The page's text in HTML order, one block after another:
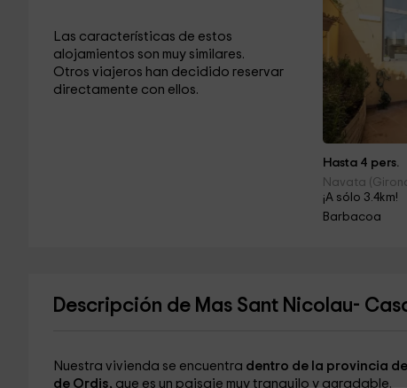
Las características de estos
alojamientos son muy similares.
Otros viajeros han decidido reservar
directamente con ellos.
Hasta 4 pers.
Navata
¡A sólo 3.4km!
Barbacoa
Descripción de Mas Sant Nicolau-
Nuestra vivienda se encuentra dentro de la provincia
de Ordis, que es un paisaje muy tranquilo y agradable.